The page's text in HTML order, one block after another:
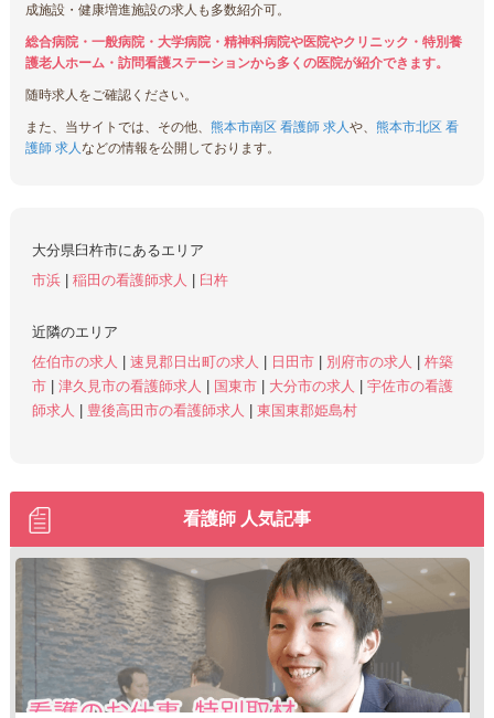
成施設・健康増進施設の求人も多数紹介可。
総合病院・一般病院・大学病院・精神科病院や医院やクリニック・特別養
護老人ホーム・訪問看護ステーションから多くの医院が紹介できます。
随時求人をご確認ください。
また、当サイトでは、その他、 熊本市南区 看護師 求人 や、 熊本市北区 看
護師 求人 などの情報を公開しております。
大分県臼杵市にあるエリア
市浜 | 稲田の看護師求人 | 臼杵
近隣のエリア
佐伯市の求人 | 速見郡日出町の求人 | 日田市 | 別府市の求人 | 杵築
市 | 津久見市の看護師求人 | 国東市 | 大分市の求人 | 宇佐市の看護
師求人 | 豊後高田市の看護師求人 | 東国東郡姫島村
看護師 人気記事